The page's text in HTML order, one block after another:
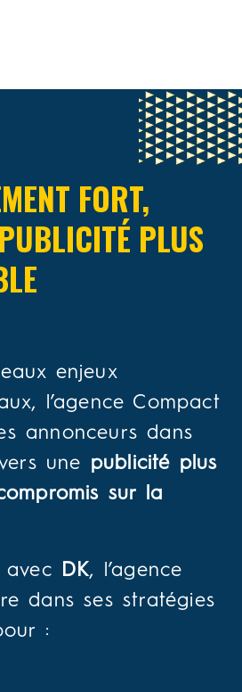
FORT,
PLUS
enjeux
l’agence Compact
annonceurs dans
une publicité plus
sur la
avec DK, l’agence
dans ses stratégies
: